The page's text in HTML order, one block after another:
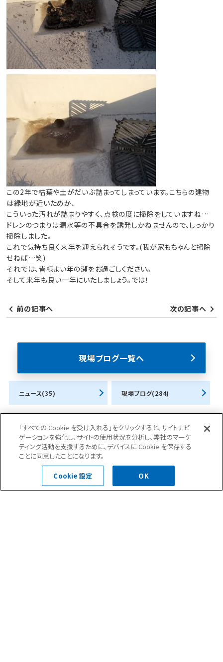
この2年で枯葉や土がだいぶ詰まってしまっています。こちらの建物
は緑地が近いためか、
こういった汚れが詰まりやすく、点検の度に掃除をしていますね…
ドレンのつまりは漏水等の不具合を誘発しかねませんので、しっかり
掃除しました。
これで気持ち良く来年を迎えられそうです。(我が家もちゃんと掃除
せねば…笑)
それでは、皆様よい年の瀬をお過ごしください。
そして来年も良い一年にいたしましょう。では！
前の記事へ 次の記事へ
現場ブログ一覧へ
ニュース(35) 現場ブログ(284)
お問合せ・ご相談はこちら
「すべての Cookie を受け入れる」をクリックすると、サイトナビ
ゲーションを強化し、サイトの使用状況を分析し、弊社のマーケ
ティング活動を支援するために、デバイスに Cookie を保存する
ことに同意したことになります。
Cookie 設定 OK